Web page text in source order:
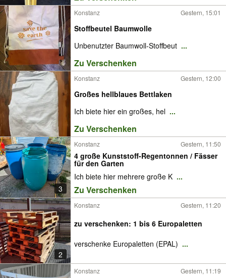
Konstanz Gestern, 15:01
Stoffbeutel Baumwolle
Unbenutzter Baumwoll-Stoffbeut ...
Zu Verschenken
Konstanz Gestern, 12:00
Großes hellblaues Bettlaken
Ich biete hier ein großes, hel ...
Zu Verschenken
3
Konstanz Gestern, 11:50
4 große Kunststoff-Regentonnen / Fässer
für den Garten
Ich biete hier mehrere große K ...
Zu Verschenken
2
Konstanz Gestern, 11:20
zu verschenken: 1 bis 6 Europaletten
verschenke Europaletten (EPAL) ...
Konstanz Gestern, 11:19